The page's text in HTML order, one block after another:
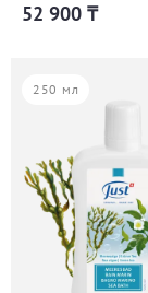
52 900 ₸
250 мл